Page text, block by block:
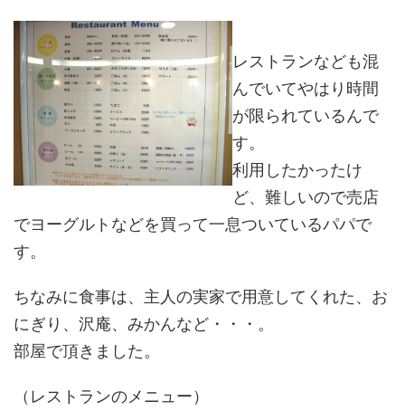
レストランなども混
んでいてやはり時間
が限られているんで
す。
利用したかったけ
ど、難しいので売店
でヨーグルトなどを買って一息ついているパパで
す。
ちなみに食事は、主人の実家で用意してくれた、お
にぎり、沢庵、みかんなど・・・。
部屋で頂きました。
（レストランのメニュー）